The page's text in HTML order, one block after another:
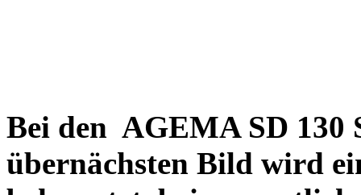
Bei den AGEMA SD 130
übernächsten Bild wird